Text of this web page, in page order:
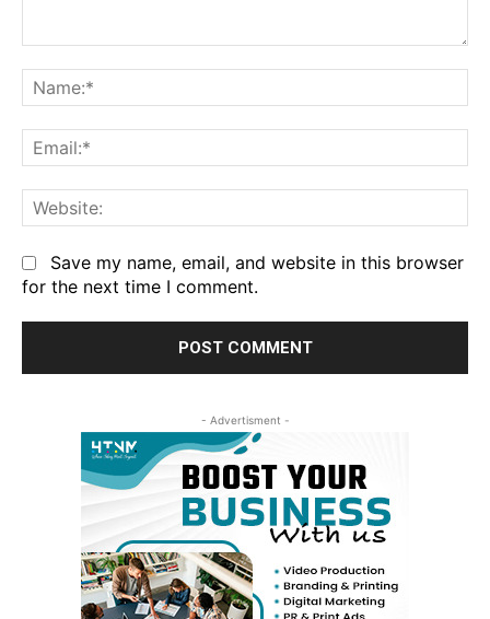
Save my name, email, and website in this browser
for the next time I comment.
- Advertisment -